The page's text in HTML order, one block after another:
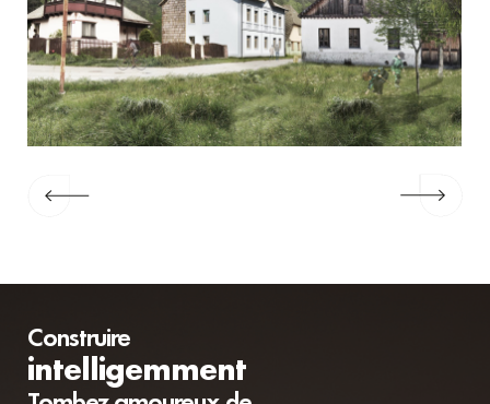
Construire
intelligemment